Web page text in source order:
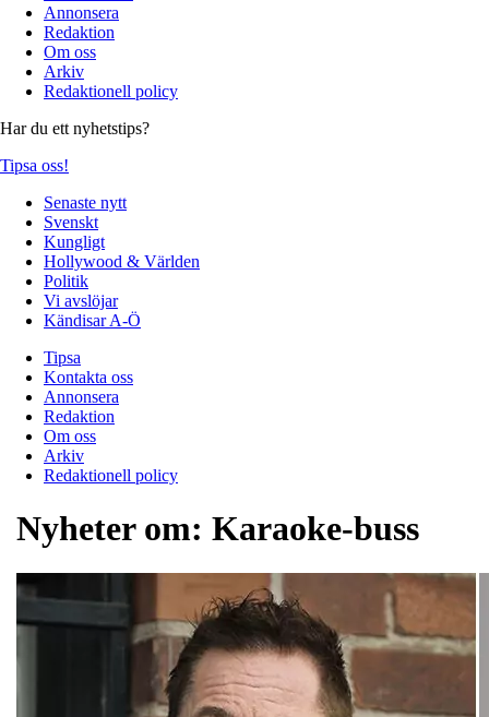
Annonsera
Redaktion
Om oss
Arkiv
Redaktionell policy
Har du ett nyhetstips?
Tipsa oss!
Senaste nytt
Svenskt
Kungligt
Hollywood & Världen
Politik
Vi avslöjar
Kändisar A-Ö
Tipsa
Kontakta oss
Annonsera
Redaktion
Om oss
Arkiv
Redaktionell policy
Nyheter om: Karaoke-buss